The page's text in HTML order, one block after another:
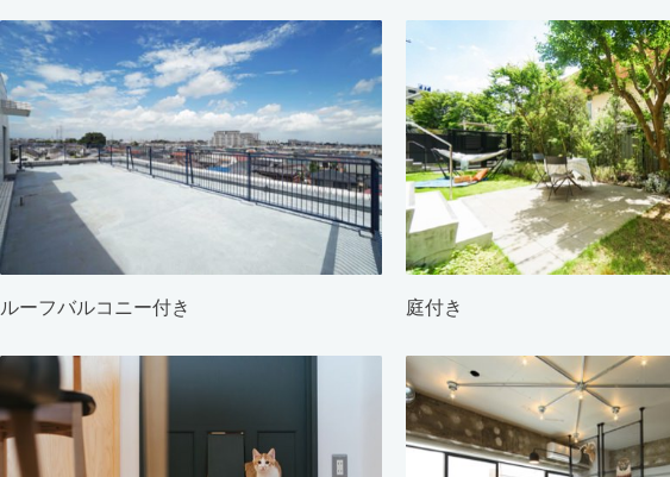
ルーフバルコニー付き 庭付き